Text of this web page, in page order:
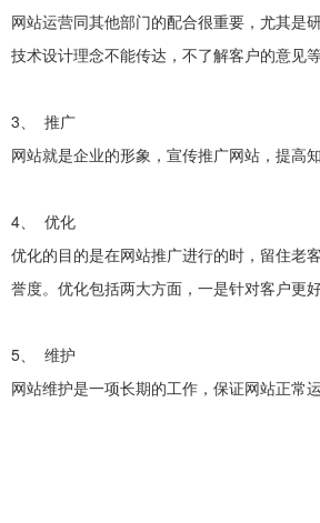
网站运营同其他部门的配合很重要，尤其是
技术设计理念不能传达，不了解客户的意见
3、 推广
网站就是企业的形象，宣传推广网站，提高
4、 优化
优化的目的是在网站推广进行的时，留住老
誉度。优化包括两大方面，一是针对客户更
5、 维护
网站维护是一项长期的工作，保证网站正常